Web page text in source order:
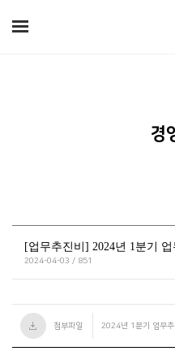
경
[업무추진비] 2024년 1분기
2024-04-03 / 851
첨부파일 2024년 1분기 업무